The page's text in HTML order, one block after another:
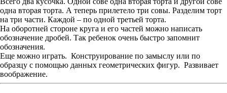
одна вторая торта. А теперь прилетело три совы. Разделим торт
на три части. Каждой – по одной третьей торта.
На оборотней стороне круга и его частей можно написать
обозначение дробей. Так ребенок очень быстро запомнит
обозначения.
Еще можно играть. Конструирование по замыслу или по
образцу с помощью данных геометрических фигур. Развивает
воображение.